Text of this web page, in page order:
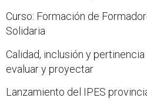
Curso: Formación de
Solidaria
Calidad, inclusión y
evaluar y proyectar
Lanzamiento del IPES